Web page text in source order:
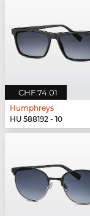
CHF 74.01
Humphreys
HU 588192 - 10